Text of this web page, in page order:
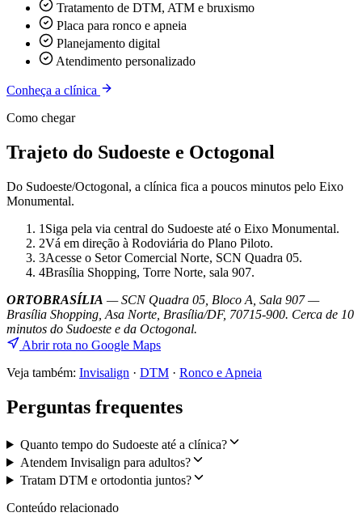
Tratamento de DTM, ATM e bruxismo
Placa para ronco e apneia
Planejamento digital
Atendimento personalizado
Conheça a clínica
Como chegar
Trajeto do Sudoeste e Octogonal
Do Sudoeste/Octogonal, a clínica fica a poucos minutos pelo Eixo
Monumental.
1 Siga pela via central do Sudoeste até o Eixo Monumental.
2Vá em direção à Rodoviária do Plano Piloto.
3Acesse o Setor Comercial Norte, SCN Quadra 05.
4Brasília Shopping, Torre Norte, sala 907.
ORTOBRASÍLIA — SCN Quadra 05, Bloco A, Sala 907 —
Brasília Shopping, Asa Norte, Brasília/DF, 70715-900. Cerca de 10
minutos do Sudoeste e da Octogonal.
Abrir rota no Google Maps
Veja também: Invisalign · DTM · Ronco e Apneia
Perguntas frequentes
Quanto tempo do Sudoeste até a clínica?
Atendem Invisalign para adultos?
Tratam DTM e ortodontia juntos?
Conteúdo relacionado